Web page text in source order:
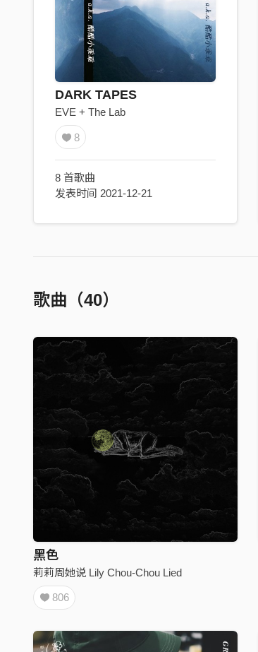
DARK TAPES
EVE + The Lab
8
8 首歌曲
发表时间 2021-12-21
歌曲（40）
黑色
莉莉周她说 Lily Chou-Chou Lied
806